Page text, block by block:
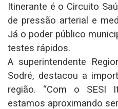
Itinerante é o Circuito
de pressão arterial e
Já o poder público
testes rápidos.
A superintendente
Sodré, destacou a
região. “Com o SESI
estamos aproximando